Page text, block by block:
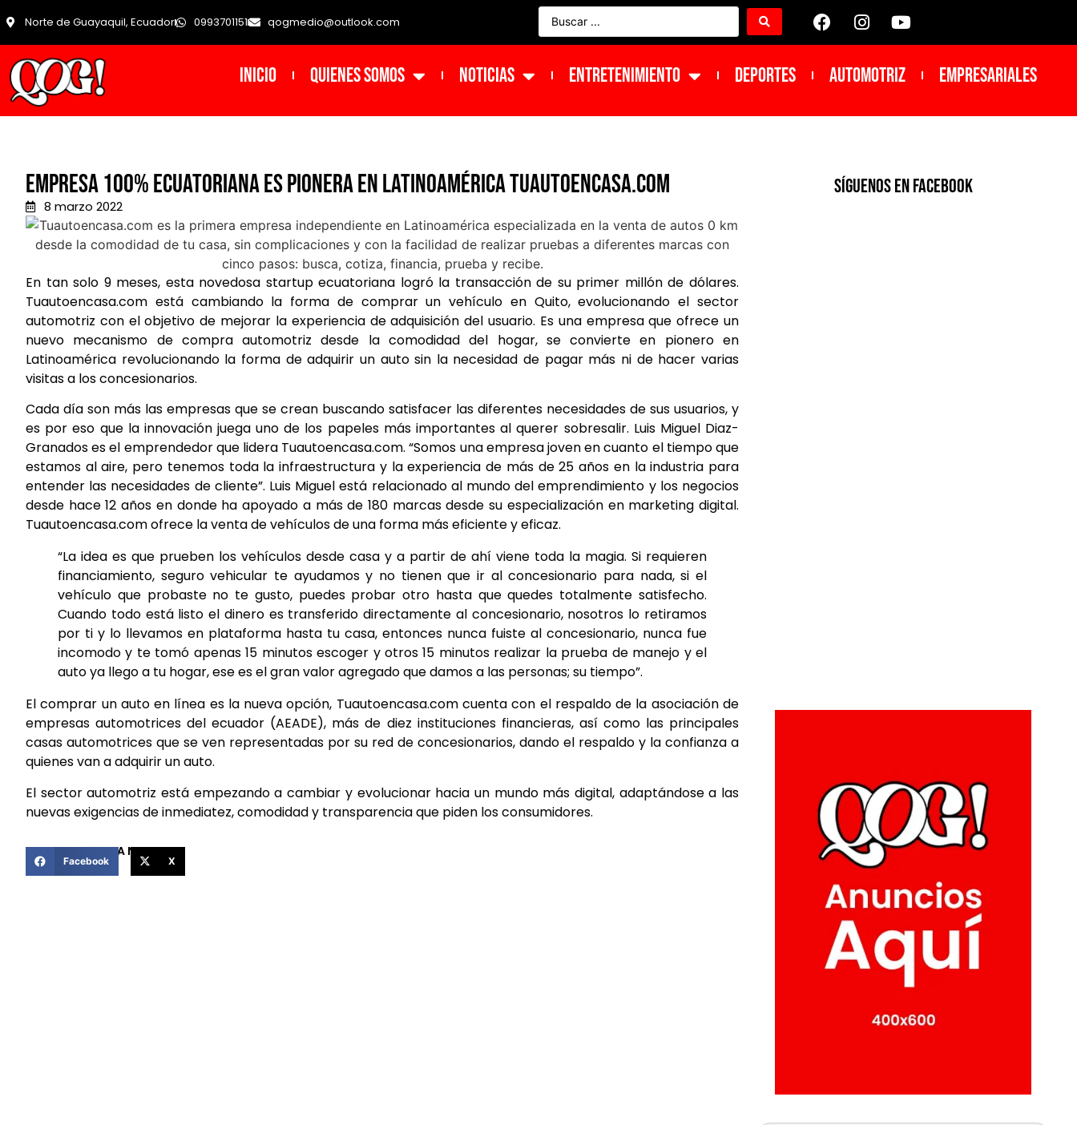
Norte de Guayaquil, Ecuador 0993701151 qogmedio@outlook.com
INICIO Quienes Somos NOTICIAS ENTRETENIMIENTO DEPORTES Automotriz Empresariales
Empresa 100% ecuatoriana es pionera en Latinoamérica Tuautoencasa.com
8 marzo 2022
En tan solo 9 meses, esta novedosa startup ecuatoriana logró la transacción de su primer millón de dólares.
Tuautoencasa.com está cambiando la forma de comprar un vehículo en Quito, evolucionando el sector
automotriz con el objetivo de mejorar la experiencia de adquisición del usuario. Es una empresa que ofrece un
nuevo mecanismo de compra automotriz desde la comodidad del hogar, se convierte en pionero en
Latinoamérica revolucionando la forma de adquirir un auto sin la necesidad de pagar más ni de hacer varias
visitas a los concesionarios.
Cada día son más las empresas que se crean buscando satisfacer las diferentes necesidades de sus usuarios, y
es por eso que la innovación juega uno de los papeles más importantes al querer sobresalir. Luis Miguel Diaz-
Granados es el emprendedor que lidera Tuautoencasa.com. “Somos una empresa joven en cuanto el tiempo que
estamos al aire, pero tenemos toda la infraestructura y la experiencia de más de 25 años en la industria para
entender las necesidades de cliente”. Luis Miguel está relacionado al mundo del emprendimiento y los negocios
desde hace 12 años en donde ha apoyado a más de 180 marcas desde su especialización en marketing digital.
Tuautoencasa.com ofrece la venta de vehículos de una forma más eficiente y eficaz.
“La idea es que prueben los vehículos desde casa y a partir de ahí viene toda la magia. Si requieren
financiamiento, seguro vehicular te ayudamos y no tienen que ir al concesionario para nada, si el
vehículo que probaste no te gusto, puedes probar otro hasta que quedes totalmente satisfecho.
Cuando todo está listo el dinero es transferido directamente al concesionario, nosotros lo retiramos
por ti y lo llevamos en plataforma hasta tu casa, entonces nunca fuiste al concesionario, nunca fue
incomodo y te tomó apenas 15 minutos escoger y otros 15 minutos realizar la prueba de manejo y el
auto ya llego a tu hogar, ese es el gran valor agregado que damos a las personas; su tiempo”.
El comprar un auto en línea es la nueva opción, Tuautoencasa.com cuenta con el respaldo de la asociación de
empresas automotrices del ecuador (AEADE), más de diez instituciones financieras, así como las principales
casas automotrices que se ven representadas por su red de concesionarios, dando el respaldo y la confianza a
quienes van a adquirir un auto.
El sector automotriz está empezando a cambiar y evolucionar hacia un mundo más digital, adaptándose a las
nuevas exigencias de inmediatez, comodidad y transparencia que piden los consumidores.
COMPARTIR ESTA NOTICIA
Facebook X
SíGUENOS EN FACEBOOK